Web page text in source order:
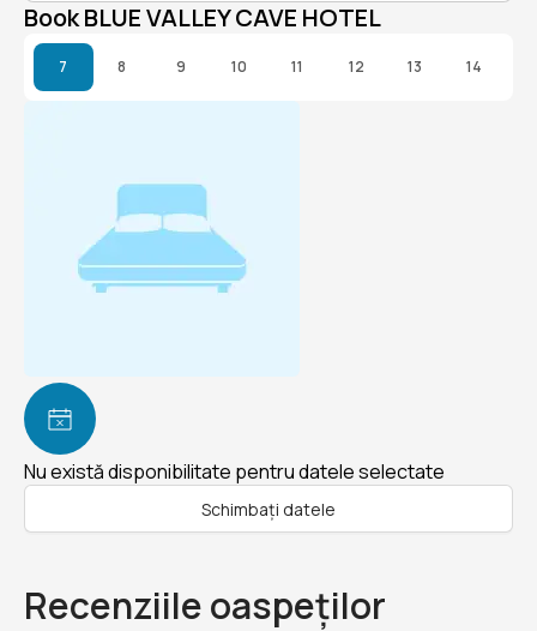
Book BLUE VALLEY CAVE HOTEL
7 8 9 10 11 12 13 14
Nu există disponibilitate pentru datele selectate
Schimbați datele
Recenziile oaspeților